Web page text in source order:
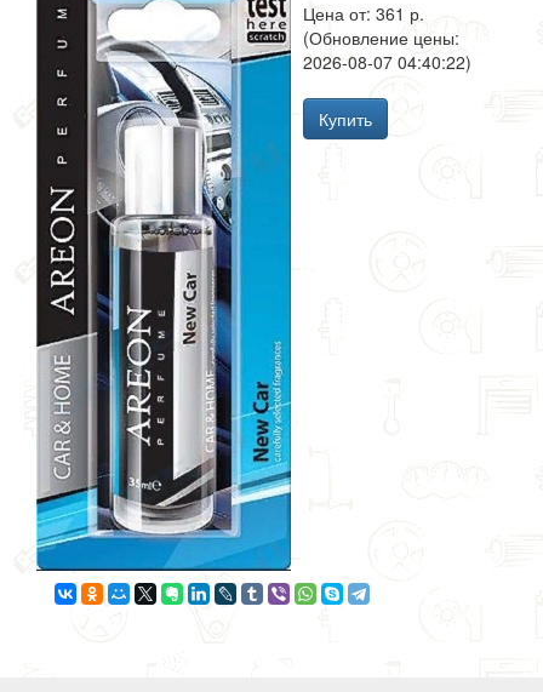
Цена от: 361 р.
(Обновление цены:
2026-08-07 04:40:22)
Купить